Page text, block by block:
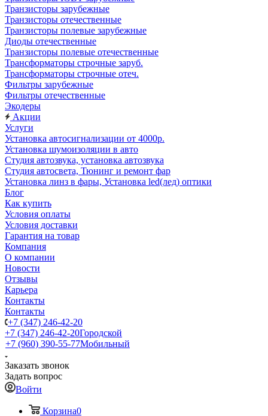
Транзисторы зарубежные
Транзисторы отечественные
Транзисторы полевые зарубежные
Диоды отечественные
Транзисторы полевые отечественные
Трансформаторы строчные заруб.
Трансформаторы строчные отеч.
Фильтры зарубежные
Фильтры отечественные
Экодеры
Акции
Услуги
Установка автосигнализации от 4000р.
Установка шумоизоляции в авто
Студия автозвука, установка автозвука
Студия автосвета, Тюнинг и ремонт фар
Установка линз в фары, Установка led(лед) оптики
Блог
Как купить
Условия оплаты
Условия доставки
Гарантия на товар
Компания
О компании
Новости
Отзывы
Карьера
Контакты
Контакты
+7 (347) 246-42-20
+7 (347) 246-42-20Городской
+7 (960) 390-55-77Мобильный
Заказать звонок
Задать вопрос
Войти
Корзина0